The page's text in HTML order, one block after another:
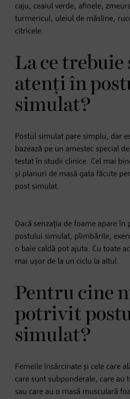
caju, ceaiul verde, afinele,
turmericul, uleiul de măsline,
citricele.
La ce trebuie
atenți în
simulat?
Postul simulat pare simplu, dar
bazează pe un amestec special
testat în studii clinice. Cel mai
și planuri de masă gata făcute
post simulat.
Dacă senzația de foame apare în
postului simulat, plimbările,
o baie caldă pot ajuta. Cu toate
mai ușor de la un ciclu la altul.
Pentru cine
potrivit
simulat?
Femeile însărcinate și cele care
care sunt subponderale, care au
sau care au o masă musculară